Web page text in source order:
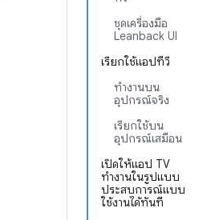
ชุดเครื่องมือ
Leanback UI
เรียกใช้แอปทีวี
ทำงานบน
อุปกรณ์จริง
เรียกใช้บน
อุปกรณ์เสมือน
เปิดให้แอป TV
ทำงานในรูปแบบ
ประสบการณ์แบบ
ใช้งานได้ทันที